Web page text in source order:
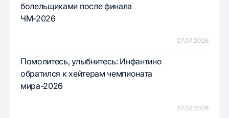
27.07.2026
болельщиками после финала
ЧМ-2026
27.07.2026
Помолитесь, улыбнитесь: Инфантино
обратился к хейтерам чемпионата
мира-2026